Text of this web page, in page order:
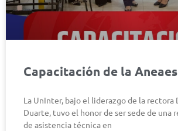
Capacitación de la Aneaes
La UnInter, bajo el liderazgo de la rectora
Duarte, tuvo el honor de ser sede de una
de asistencia técnica en